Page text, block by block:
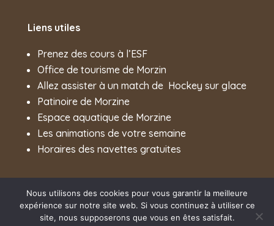
Liens utiles
Prenez des cours à l’ESF
Office de tourisme de Morzin
Allez assister à un match de Hockey sur glace
Patinoire de Morzine
Espace aquatique de Morzine
Les animations de votre semaine
Horaires des navettes gratuites
Création site internet :Myriam Corbet
Nous utilisons des cookies pour vous garantir la meilleure
expérience sur notre site web. Si vous continuez à utiliser ce
site, nous supposerons que vous en êtes satisfait.